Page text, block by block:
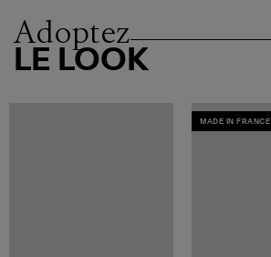
Adoptez
LE LOOK
MADE IN FRANCE